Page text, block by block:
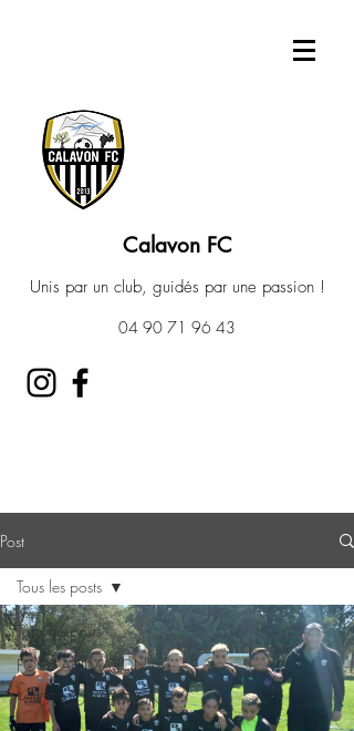
Calavon FC
Unis par un club, guidés par une passion !
04 90 71 96 43
Post
Tous les posts
FOOT ANIMATION
FOOT COMPETITION
Tous les posts